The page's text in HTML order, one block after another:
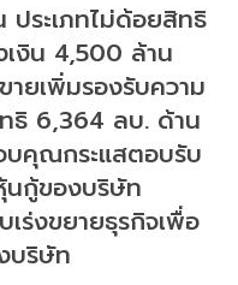
ประเภทไม่ด้อยสิทธิ
งิน 4,500 ล้าน
ยเพิ่มรองรับความ
ธิ 6,364 ลบ. ด้าน
บคุณกระแสตอบรับ
นกู้ของบริษัท
เร่งขยายธุรกิจเพื่อ
บริษัท